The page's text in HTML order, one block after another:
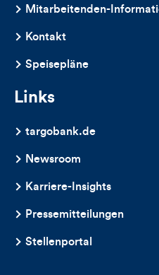
Mitarbeitenden-
Kontakt
Speisepläne
Links
targobank.de
Newsroom
Karriere-Insights
Pressemitteilungen
Stellenportal